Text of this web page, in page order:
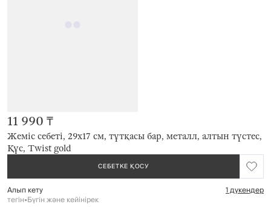
Жеміс себеті, 29х17 см, тұтқасы бар, металл, алтын түстес,
Құс, Twist gold
11 990 ₸
СЕБЕТКЕ ҚОСУ
Алып кету 1 дүкендер
тегін•Бүгін және кейінірек